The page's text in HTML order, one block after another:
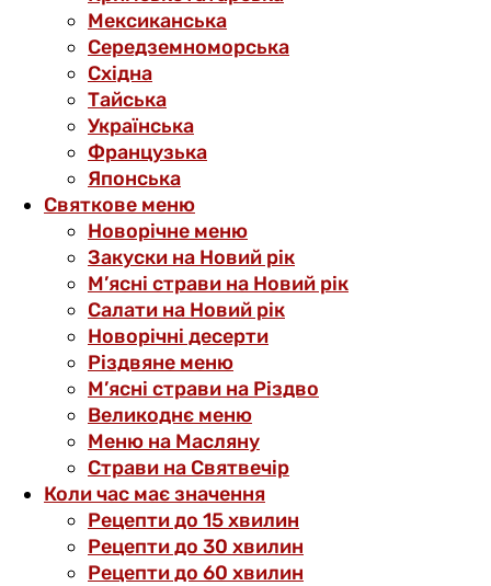
Мексиканська
Середземноморська
Східна
Тайська
Українська
Французька
Японська
Святкове меню
Новорічне меню
Закуски на Новий рік
М’ясні страви на Новий рік
Салати на Новий рік
Новорічні десерти
Різдвяне меню
М’ясні страви на Різдво
Великоднє меню
Меню на Масляну
Страви на Святвечір
Коли час має значення
Рецепти до 15 хвилин
Рецепти до 30 хвилин
Рецепти до 60 хвилин